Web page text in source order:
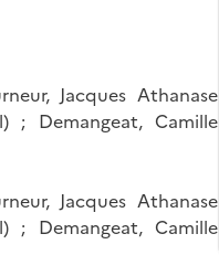
Jacques Athanase
; Demangeat, Camille
Jacques Athanase
; Demangeat, Camille